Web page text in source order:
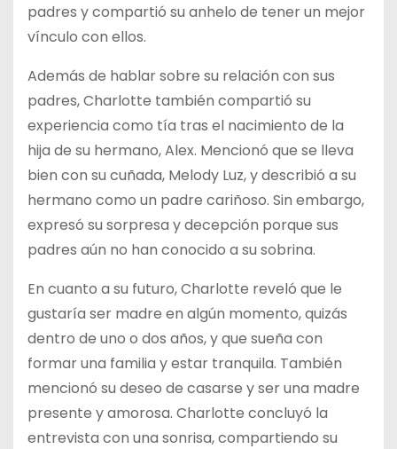
padres y compartió su anhelo de tener un mejor
vínculo con ellos.
Además de hablar sobre su relación con sus
padres, Charlotte también compartió su
experiencia como tía tras el nacimiento de la
hija de su hermano, Alex. Mencionó que se lleva
bien con su cuñada, Melody Luz, y describió a su
hermano como un padre cariñoso. Sin embargo,
expresó su sorpresa y decepción porque sus
padres aún no han conocido a su sobrina.
En cuanto a su futuro, Charlotte reveló que le
gustaría ser madre en algún momento, quizás
dentro de uno o dos años, y que sueña con
formar una familia y estar tranquila. También
mencionó su deseo de casarse y ser una madre
presente y amorosa. Charlotte concluyó la
entrevista con una sonrisa, compartiendo su